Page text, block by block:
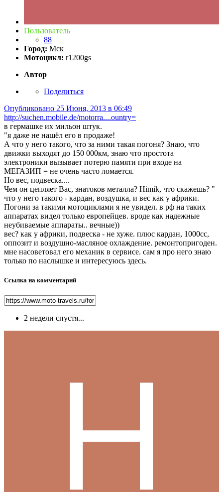
Пользователь
88
Город: Мск
Мотоцикл: r1200gs
Автор
Поделиться
Опубликовано 25 Июня, 2013 в 06:49
http://suchen.mobile.de/motorra....ountry=
в гермашке их мильон штук.
"я даже не нашёл его в продаже!
А что у него такого, что за ними такая погоня? Знаю, что
движки выходят до 150 000км, знаю что простота
электроники вызывает потерю памяти при входе на
МЕГАЗИП = не очень часто ломается.
Но вес, подвеска....
Чем он цепляет Вас, знатоков металла? Himik, что скажешь? "
что у него такого - кардан, воздушка, и вес как у африки.
Погони за такими мотоциклами я не увидел. в рф на таких
аппаратах видел только европейцев. вроде как надежные
неубиваемые аппараты.. вечные))
вес? как у африки, подвеска - не хуже. плюс кардан, 1000сс,
оппозит и воздушно-масляное охлаждение. ремонтопригоден.
мне насоветовал его механик в сервисе. сам я про него знаю
только по наслышке и интересуюсь здесь.
Ссылка на комментарий
2 недели спустя...